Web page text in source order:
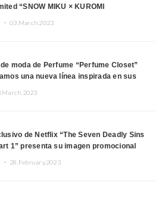
“SNOW MIKU × KUROMI
・03.March.2023
moda de Perfume “Perfume Closet”
una nueva línea inspirada en sus
de Netflix “The Seven Deadly Sins
1” presenta su imagen promocional
28.February.2023